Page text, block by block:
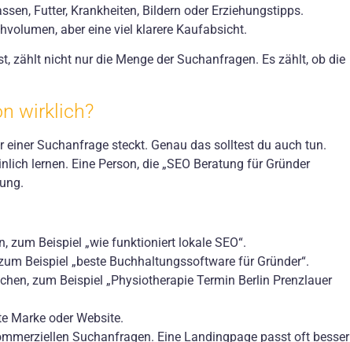
Futter, Krankheiten, Bildern oder Erziehungstipps.
aber eine viel klarere Kaufabsicht.
zählt nicht nur die Menge der Suchanfragen. Es zählt, ob die
wirklich?
Suchanfrage steckt. Genau das solltest du auch tun.
lernen. Eine Person, die „SEO Beratung für Gründer
zum Beispiel „wie funktioniert lokale SEO“.
Beispiel „beste Buchhaltungssoftware für Gründer“.
zum Beispiel „Physiotherapie Termin Berlin Prenzlauer
Marke oder Website.
Suchanfragen. Eine Landingpage passt oft besser